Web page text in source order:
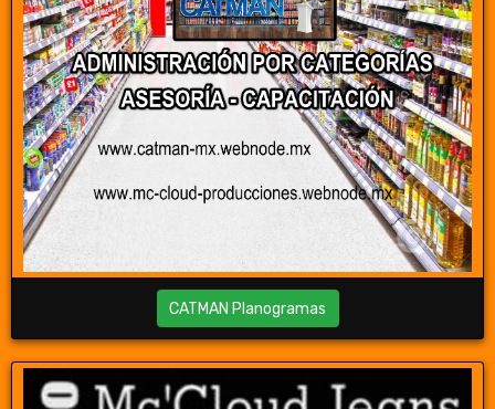
CATMAN Planogramas